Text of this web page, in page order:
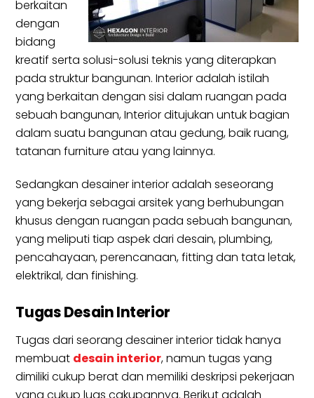
berkaitan
dengan
bidang
kreatif serta solusi-solusi teknis yang diterapkan
pada struktur bangunan. Interior adalah istilah
yang berkaitan dengan sisi dalam ruangan pada
sebuah bangunan, Interior ditujukan untuk bagian
dalam suatu bangunan atau gedung, baik ruang,
tatanan furniture atau yang lainnya.
Sedangkan desainer interior adalah seseorang
yang bekerja sebagai arsitek yang berhubungan
khusus dengan ruangan pada sebuah bangunan,
yang meliputi tiap aspek dari desain, plumbing,
pencahayaan, perencanaan, fitting dan tata letak,
elektrikal, dan finishing.
Tugas Desain Interior
Tugas dari seorang desainer interior tidak hanya
membuat desain interior, namun tugas yang
dimiliki cukup berat dan memiliki deskripsi pekerjaan